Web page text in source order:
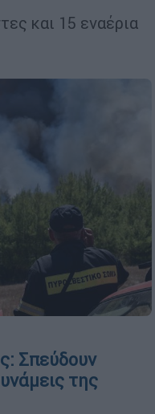
και 15 εναέρια
Σπεύδουν
της